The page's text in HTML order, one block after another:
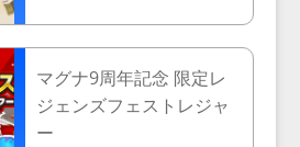
マグナ9周年記念 限定レ
ジェンズフェストレジャ
ー